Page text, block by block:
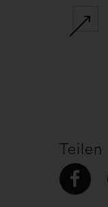
Teilen